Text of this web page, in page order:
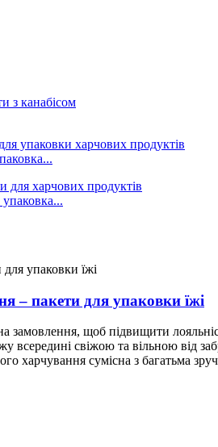
– пакети для упаковки їжі
замовлення, щоб підвищити
всередині свіжою та вільною від
харчування сумісна з багатьма